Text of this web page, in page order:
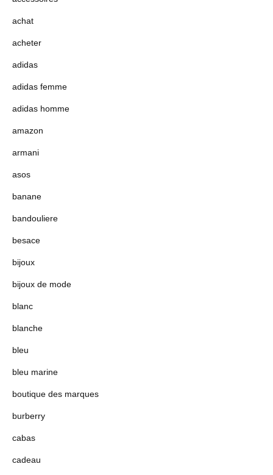
achat
acheter
adidas
adidas femme
adidas homme
amazon
armani
asos
banane
bandouliere
besace
bijoux
bijoux de mode
blanc
blanche
bleu
bleu marine
boutique des marques
burberry
cabas
cadeau